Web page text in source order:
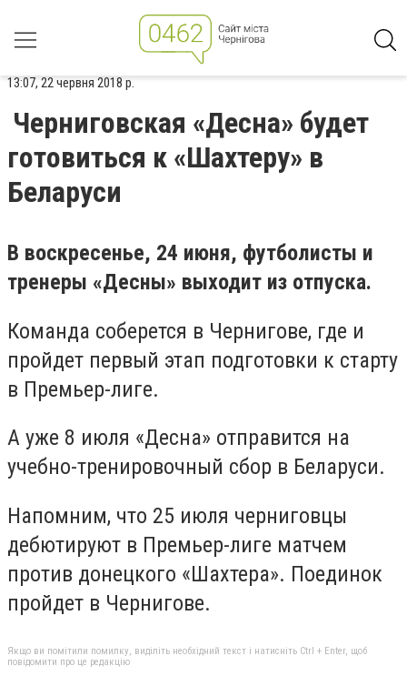
13:07, 22 червня 2018 р.
Черниговская «Десна» будет
готовиться к «Шахтеру» в
Беларуси
В воскресенье, 24 июня, футболисты и
тренеры «Десны» выходит из отпуска.
Команда соберется в Чернигове, где и
пройдет первый этап подготовки к старту
в Премьер-лиге.
А уже 8 июля «Десна» отправится на
учебно-тренировочный сбор в Беларуси.
Напомним, что 25 июля черниговцы
дебютируют в Премьер-лиге матчем
против донецкого «Шахтера». Поединок
пройдет в Чернигове.
Якщо ви помітили помилку, виділіть необхідний текст і натисніть Ctrl + Enter, щоб
повідомити про це редакцію